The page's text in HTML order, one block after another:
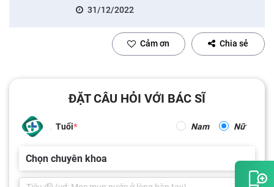
31/12/2022
Cảm ơn Chia sẻ
ĐẶT CÂU HỎI VỚI BÁC SĨ
Tuổi Nam Nữ
Chọn chuyên khoa